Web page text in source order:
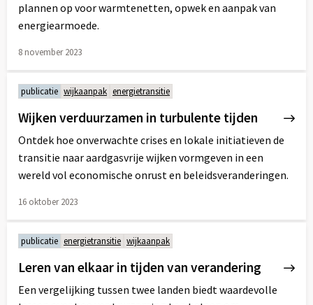
plannen op voor warmtenetten, opwek en aanpak van
energiearmoede.
8 november 2023
meer
over
publicatie wijkaanpak energietransitie
Wijken verduurzamen in turbulente tijden
Ontdek hoe onverwachte crises en lokale initiatieven de
transitie naar aardgasvrije wijken vormgeven in een
wereld vol economische onrust en beleidsveranderingen.
16 oktober 2023
meer
over
publicatie energietransitie wijkaanpak
Leren van elkaar in tijden van verandering
Een vergelijking tussen twee landen biedt waardevolle